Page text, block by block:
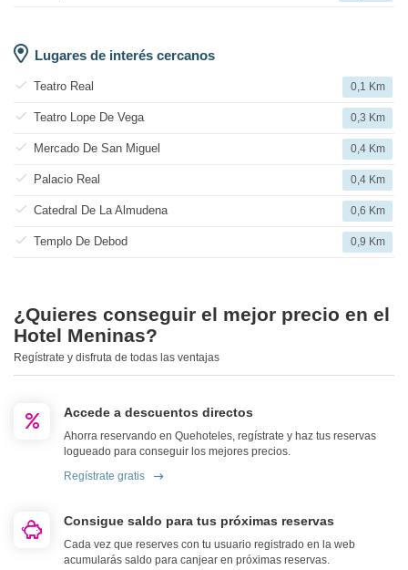
Lugares de interés cercanos
Teatro Real 0,1 Km
Teatro Lope De Vega 0,3 Km
Mercado De San Miguel 0,4 Km
Palacio Real 0,4 Km
Catedral De La Almudena 0,6 Km
Templo De Debod 0,9 Km
¿Quieres conseguir el mejor precio en el
Hotel Meninas?
Regístrate y disfruta de todas las ventajas
Accede a descuentos directos
Ahorra reservando en Quehoteles, regístrate y haz tus reservas
logueado para conseguir los mejores precios.
Regístrate gratis
Consigue saldo para tus próximas reservas
Cada vez que reserves con tu usuario registrado en la web
acumularás saldo para canjear en próximas reservas.